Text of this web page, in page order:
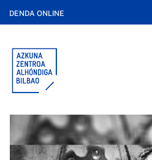
DENDA ONLINE